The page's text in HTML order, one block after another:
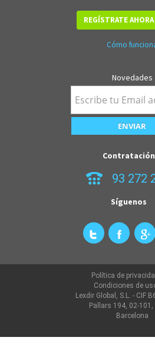
REGÍSTRATE
Cómo
Novedades
Contratación
93 272
Síguenos
Política de
Condiciones de
Lexdir Global, S.L. - CIF
Pallars 194, 02-101,
Barcelona